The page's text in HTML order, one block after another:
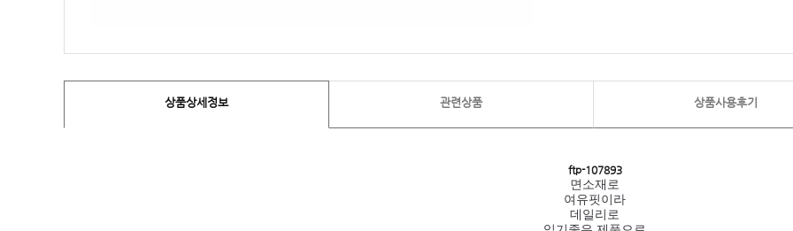
상품상세정보 관련상품 상품사용후기
ftp-107893
면소재로
여유핏이라
데일리로